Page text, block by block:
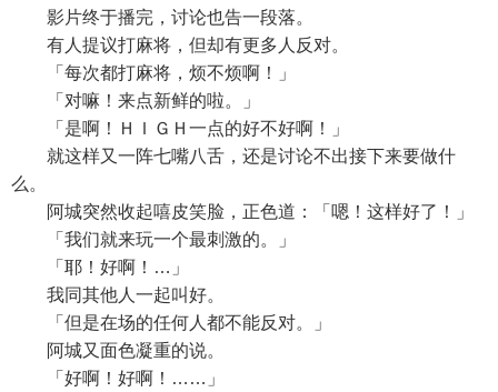
影片终于播完，讨论也告一段落。
有人提议打麻将，但却有更多人反对。
「每次都打麻将，烦不烦啊！」
「对嘛！来点新鲜的啦。」
「是啊！ＨＩＧＨ一点的好不好啊！」
就这样又一阵七嘴八舌，还是讨论不出接下来要做什
么。
阿城突然收起嘻皮笑脸，正色道：「嗯！这样好了！」
「我们就来玩一个最刺激的。」
「耶！好啊！…」
我同其他人一起叫好。
「但是在场的任何人都不能反对。」
阿城又面色凝重的说。
「好啊！好啊！……」